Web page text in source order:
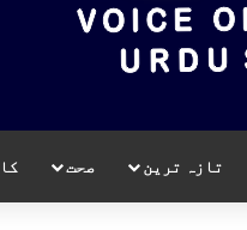
تازہ ترین صحت